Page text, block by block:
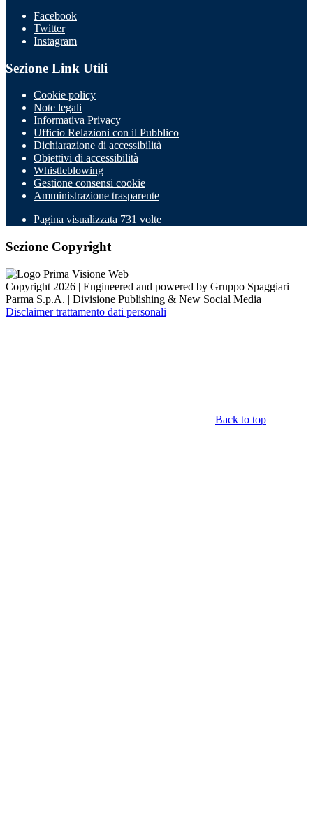
Facebook
Twitter
Instagram
Sezione Link Utili
Cookie policy
Note legali
Informativa Privacy
Ufficio Relazioni con il Pubblico
Dichiarazione di accessibilità
Obiettivi di accessibilità
Whistleblowing
Gestione consensi cookie
Amministrazione trasparente
Pagina visualizzata 731 volte
Sezione Copyright
Copyright 2026 | Engineered and powered by Gruppo Spaggiari
Parma S.p.A. | Divisione Publishing & New Social Media
Disclaimer trattamento dati personali
Back to top